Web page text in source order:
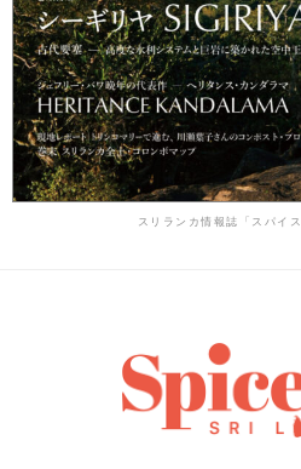
スリランカ情報誌「スパイ